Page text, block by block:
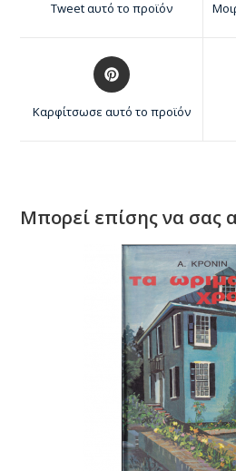
Tweet αυτό το προϊόν
Καρφίτσωσε αυτό το προϊόν
Μπορεί επίσης να σας